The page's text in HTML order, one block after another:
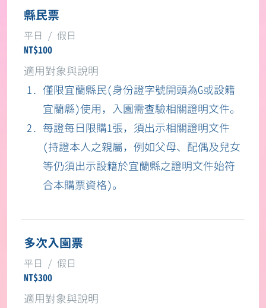
縣民票
NT$100
僅限宜蘭縣民(身份證字號開頭為G或設籍
宜蘭縣)使用，入園需查驗相關證明文件。
每證每日限購1張，須出示相關證明文件
(持證本人之親屬，例如父母、配偶及兒女
等仍須出示設籍於宜蘭縣之證明文件始符
合本購票資格)。
多次入園票
NT$300